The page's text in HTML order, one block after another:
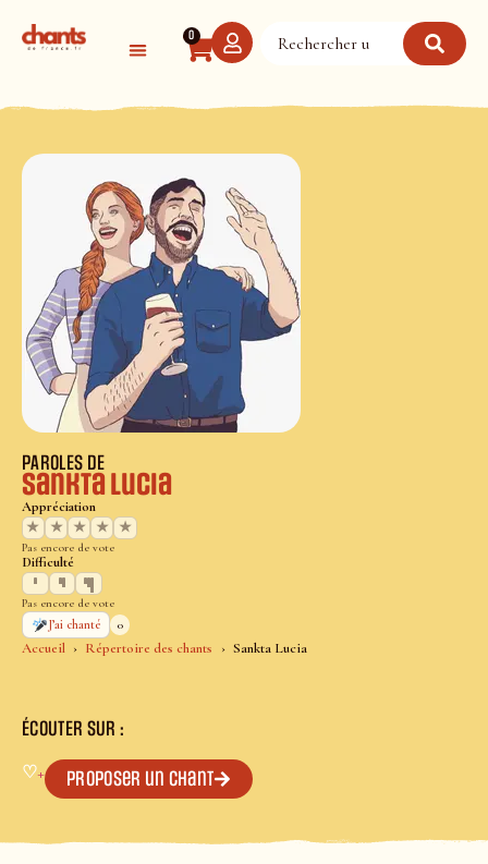
0
Accueil Répertoire des chants Sankta Lucia
PAROLES DE
Sankta Lucia
Appréciation
★
★ ★ ★ ★
Pas encore de vote
Difficulté
Pas encore de vote
J’ai chanté
0
ÉCOUTER SUR :
♡+ Proposer un chant